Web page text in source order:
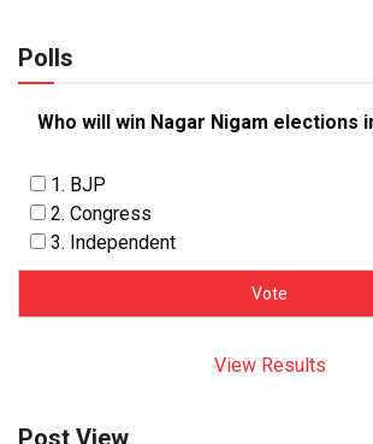
Polls
Who will win Nagar Nigam elections
1. BJP
2. Congress
3. Independent
View Results
Post View